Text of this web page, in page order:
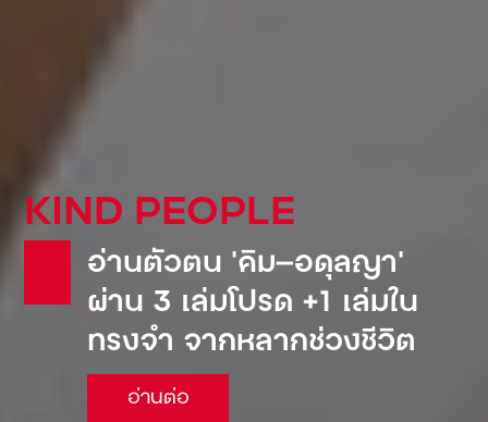
KIND PEOPLE
อ่านตัวตน ‘คิม—อดุลญา’
ผ่าน 3 เล่มโปรด +1 เล่มใน
ทรงจำ จากหลากช่วงชีวิต
อ่านต่อ